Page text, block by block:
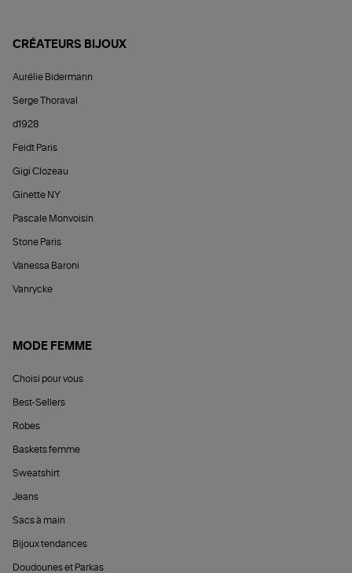
CRÉATEURS BIJOUX
Aurélie Bidermann
Serge Thoraval
d1928
Feidt Paris
Gigi Clozeau
Ginette NY
Pascale Monvoisin
Stone Paris
Vanessa Baroni
Vanrycke
MODE FEMME
Choisi pour vous
Best-Sellers
Robes
Baskets femme
Sweatshirt
Jeans
Sacs à main
Bijoux tendances
Doudounes et Parkas